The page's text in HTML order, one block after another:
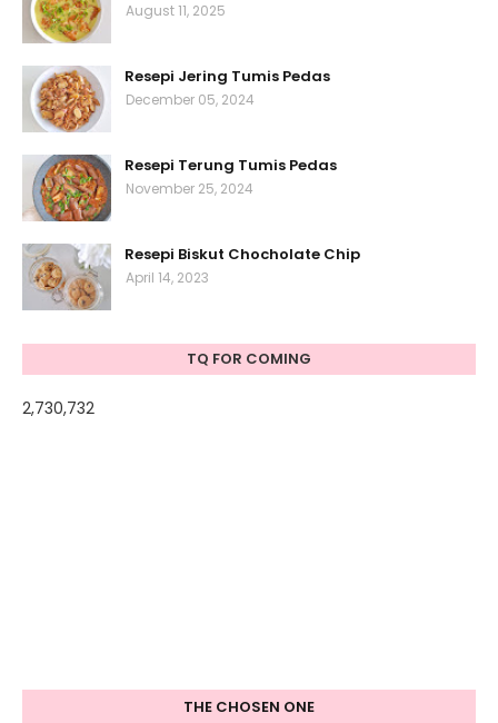
August 11, 2025
Resepi Jering Tumis Pedas
December 05, 2024
Resepi Terung Tumis Pedas
November 25, 2024
Resepi Biskut Chocholate Chip
April 14, 2023
TQ FOR COMING
2,730,732
THE CHOSEN ONE